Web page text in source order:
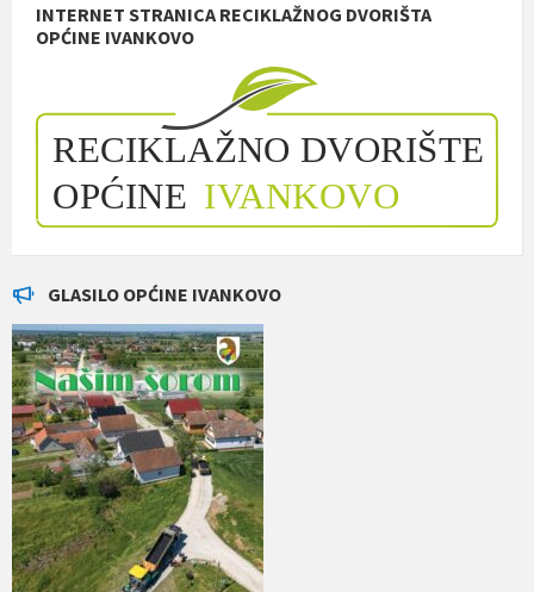
INTERNET STRANICA RECIKLAŽNOG DVORIŠTA
OPĆINE IVANKOVO
GLASILO OPĆINE IVANKOVO